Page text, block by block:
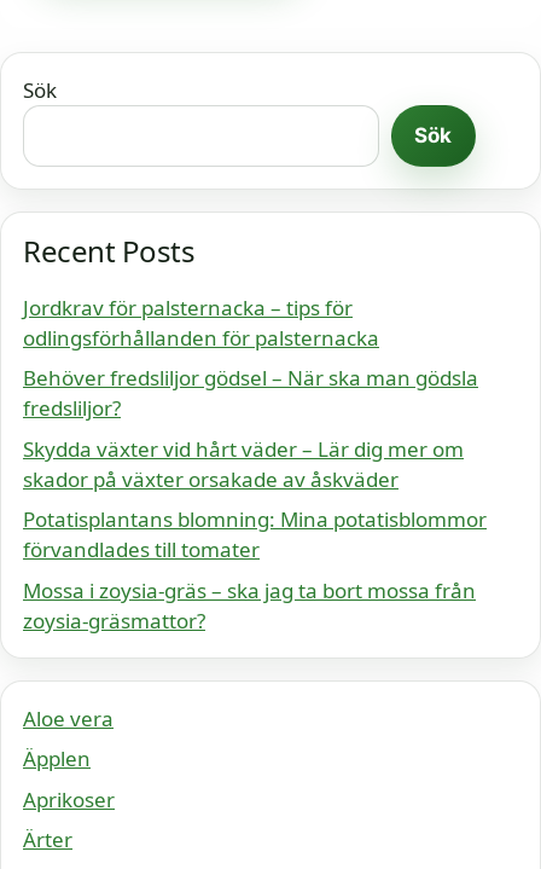
Sök
Sök
Recent Posts
Jordkrav för palsternacka – tips för
odlingsförhållanden för palsternacka
Behöver fredsliljor gödsel – När ska man gödsla
fredsliljor?
Skydda växter vid hårt väder – Lär dig mer om
skador på växter orsakade av åskväder
Potatisplantans blomning: Mina potatisblommor
förvandlades till tomater
Mossa i zoysia-gräs – ska jag ta bort mossa från
zoysia-gräsmattor?
Aloe vera
Äpplen
Aprikoser
Ärter